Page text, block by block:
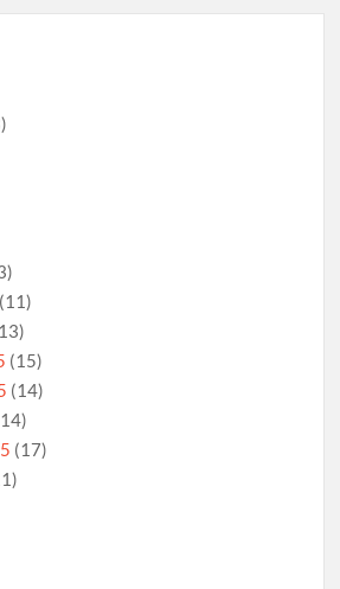
(11)
(15)
(14)
(17)